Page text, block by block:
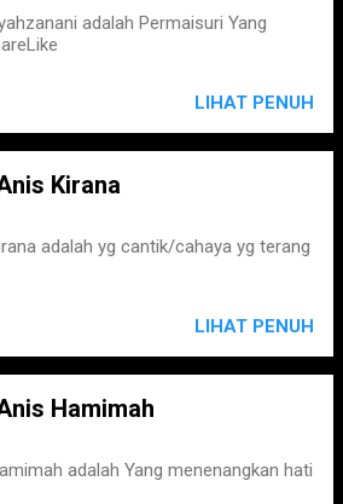
adalah Permaisuri Yang
LIHAT PENUH
Kirana
adalah yg cantik/cahaya yg terang
LIHAT PENUH
Hamimah
adalah Yang menenangkan hati